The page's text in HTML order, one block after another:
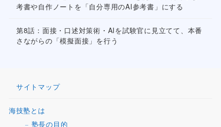
考書や自作ノートを「自分専用のAI参考書」にする
第8話：面接・口述対策術・AIを試験官に見立てて、本番
さながらの「模擬面接」を行う
サイトマップ
海技塾とは
塾長の目的